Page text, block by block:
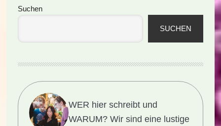
Seitenspalte
Suchen
SUCHEN
WER hier schreibt und
WARUM? Wir sind eine lustige